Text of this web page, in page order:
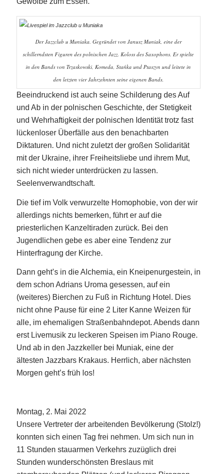
Der Jazzclub u Muniaka. Gegründet von Janusz Muniak, eine der
schillerndsten Figuren des polnischen Jazz. Koloss des Saxophons. Er spielte
in den Bands von Trzaskowski, Komeda, Stańka und Ptaszyn und leitete in
den letzten vier Jahrzehnten seine eigenen Bands.
Beeindruckend ist auch seine Schilderung des Auf
und Ab in der polnischen Geschichte, der Stetigkeit
und Wehrhaftigkeit der polnischen Identität trotz fast
lückenloser Überfälle aus den benachbarten
Diktaturen. Und nicht zuletzt der großen Solidarität
mit der Ukraine, ihrer Freiheitsliebe und ihrem Mut,
sich nicht wieder unterdrücken zu lassen.
Seelenverwandtschaft.
Die tief im Volk verwurzelte Homophobie, von der wir
allerdings nichts bemerken, führt er auf die
priesterlichen Kanzeltiraden zurück. Bei den
Jugendlichen gebe es aber eine Tendenz zur
Hinterfragung der Kirche.
Dann geht’s in die Alchemia, ein Kneipenurgestein, in
dem schon Adrians Uroma gesessen, auf ein
(weiteres) Bierchen zu Fuß in Richtung Hotel. Dies
nicht ohne Pause für eine 2 Liter Kanne Weizen für
alle, im ehemaligen Straßenbahndepot. Abends dann
erst Livemusik zu leckeren Speisen im Piano Rouge.
Und ab in den Jazzkeller bei Muniak, eine der
ältesten Jazzbars Krakaus. Herrlich, aber nächsten
Morgen geht’s früh los!
Montag, 2. Mai 2022
Unsere Vertreter der arbeitenden Bevölkerung (Stolz!)
konnten sich einen Tag frei nehmen. Um sich nun in
11 Stunden stauarmen Verkehrs zuzüglich drei
Stunden wunderschönsten Breslaus mit